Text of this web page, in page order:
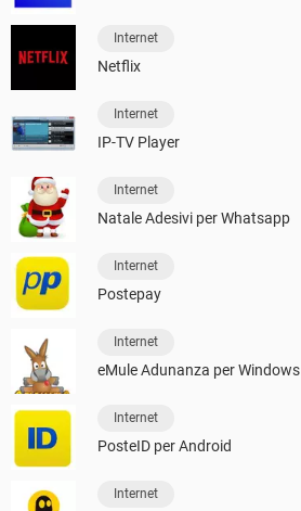
Internet
Netflix
Internet
IP-TV Player
Internet
Natale Adesivi per Whatsapp
Internet
Postepay
Internet
eMule Adunanza per Windows
Internet
PosteID per Android
Internet